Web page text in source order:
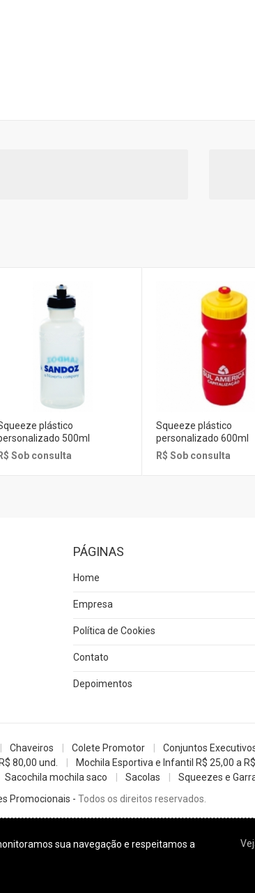
plástico
500ml
R$ Sob consulta
Squeeze plástico
personalizado 600ml
R$ Sob consulta
PÁGINAS
Home
Empresa
Política de Cookies
Contato
Depoimentos
Chaveiros Colete Promotor Conjuntos
80,00 und. Mochila Esportiva e Infantil R$ 25,00 a
Sacochila mochila saco Sacolas Squeezes e
Promocionais - Todos os direitos reservados.
sua navegação e respeitamos a